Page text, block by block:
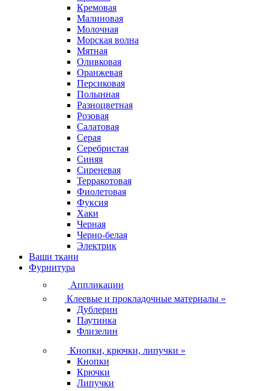
Кремовая
Малиновая
Молочная
Морская волна
Мятная
Оливковая
Оранжевая
Персиковая
Полынная
Разноцветная
Розовая
Салатовая
Серая
Серебристая
Синяя
Сиреневая
Терракотовая
Фиолетовая
Фуксия
Хаки
Черная
Черно-белая
Электрик
Ваши ткани
Фурнитура
Аппликации
Клеевые и прокладочные материалы »
Дублерин
Паутинка
Флизелин
Кнопки, крючки, липучки »
Кнопки
Крючки
Липучки